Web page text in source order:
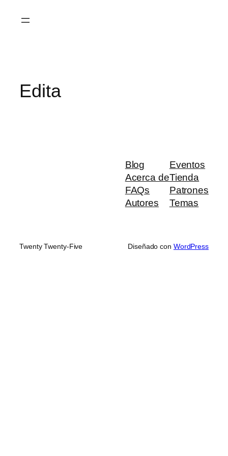
Edita
Blog
Acerca de
FAQs
Autores
Eventos
Tienda
Patrones
Temas
Twenty Twenty-Five Diseñado con WordPress